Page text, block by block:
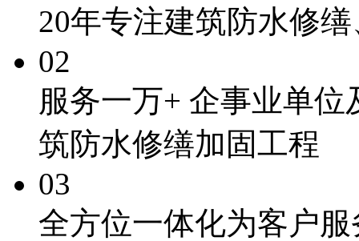
20年专注建筑防水修
02
服务一万+ 企事业单位
筑防水修缮加固工程
03
全方位一体化为客户服